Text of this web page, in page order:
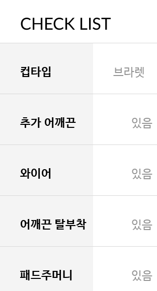
CHECK LIST
컵타입 브라렛
추가 어깨끈 있음
와이어 있음
어깨끈 탈부착 있음
패드주머니 있음